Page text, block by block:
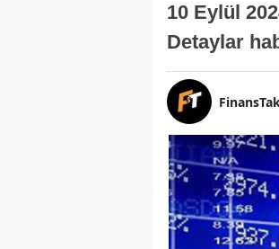
10 Eylül
Detaylar